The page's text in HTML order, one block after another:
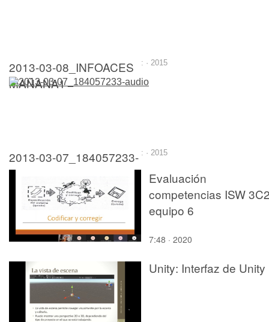
2013-03-08_INFOACES
MAÑANA1
: · 2015
2013-03-07_184057233-
audio
: · 2015
Evaluación
competencias ISW
equipo 6
7:48 · 2020
Unity: Interfaz de Unity